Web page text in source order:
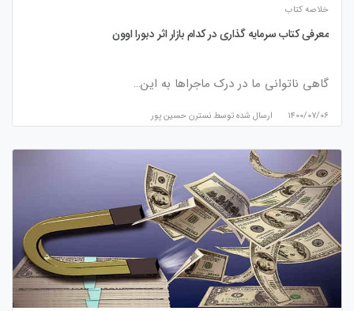
خلاصه کتاب
معرفی کتاب سرمایه گذاری در کدام بازار اثر دبورا اوون
گاهی ناتوانی ما در درک ماجراها به این…
۱۴۰۰/۰۷/۰۶ ارسال شده توسط نسترن حسین پور